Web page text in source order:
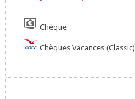
Chèque
Chèques Vacances (Classic)